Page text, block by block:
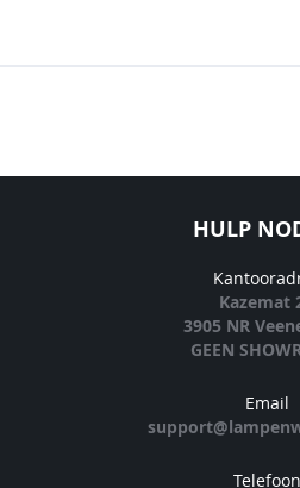
HULP
Kazemat
3905 NR
GEEN
Email
Telefoon